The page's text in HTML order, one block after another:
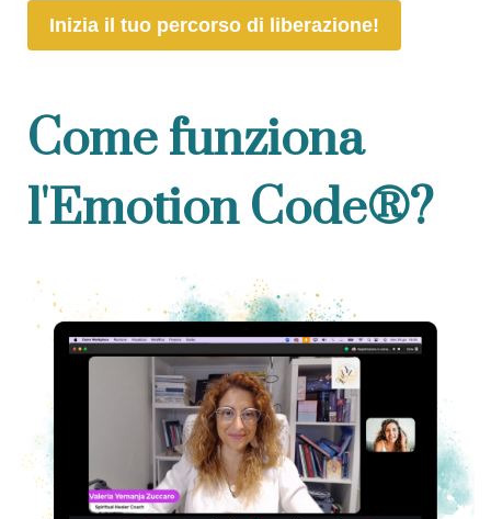
Inizia il tuo percorso di liberazione!
Come funziona
l'Emotion Code®?